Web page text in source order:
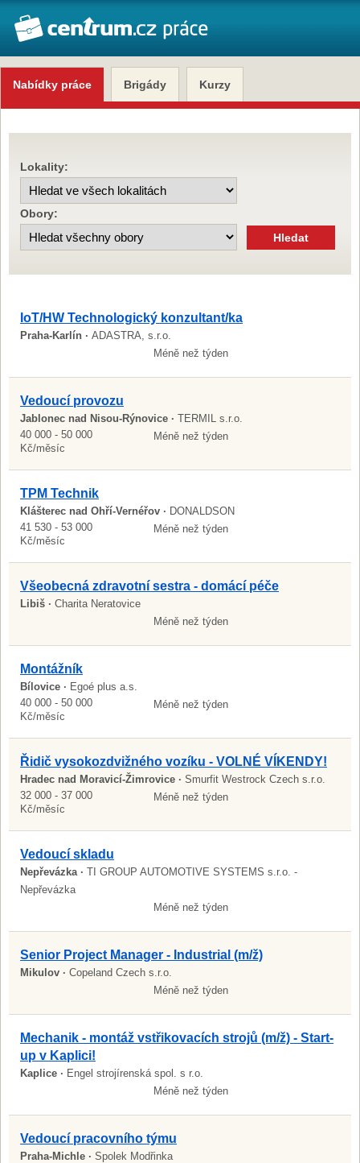
Nabídky práce Brigády Kurzy
Lokality:
Obory:
IoT/HW Technologický konzultant/ka
Praha-Karlín · ADASTRA, s.r.o.
Méně než týden
Vedoucí provozu
Jablonec nad Nisou-Rýnovice · TERMIL s.r.o.
40 000 - 50 000
Kč/měsíc
Méně než týden
TPM Technik
Klášterec nad Ohří-Vernéřov · DONALDSON
41 530 - 53 000
Kč/měsíc
Méně než týden
Všeobecná zdravotní sestra - domácí péče
Libiš · Charita Neratovice
Méně než týden
Montážník
Bílovice · Egoé plus a.s.
40 000 - 50 000
Kč/měsíc
Méně než týden
Řidič vysokozdvižného vozíku - VOLNÉ VÍKENDY!
Hradec nad Moravicí-Žimrovice · Smurfit Westrock Czech s.r.o.
32 000 - 37 000
Kč/měsíc
Méně než týden
Vedoucí skladu
Nepřevázka · TI GROUP AUTOMOTIVE SYSTEMS s.r.o. -
Nepřevázka
Méně než týden
Senior Project Manager - Industrial (m/ž)
Mikulov · Copeland Czech s.r.o.
Méně než týden
Mechanik - montáž vstřikovacích strojů (m/ž) - Start-
up v Kaplici!
Kaplice · Engel strojírenská spol. s r.o.
Méně než týden
Vedoucí pracovního týmu
Praha-Michle · Spolek Modřinka